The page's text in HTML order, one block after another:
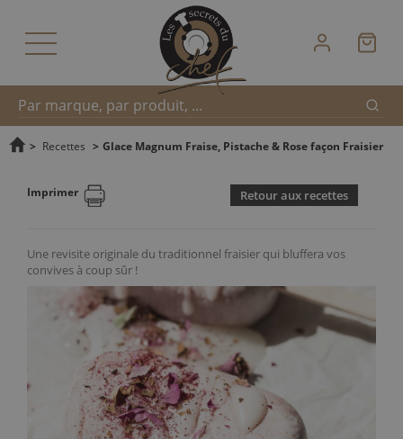
Recherche
rapide
> Recettes > Glace Magnum Fraise, Pistache & Rose façon Fraisier
Imprimer Retour aux recettes
Une revisite originale du traditionnel fraisier qui bluffera vos
convives à coup sûr !